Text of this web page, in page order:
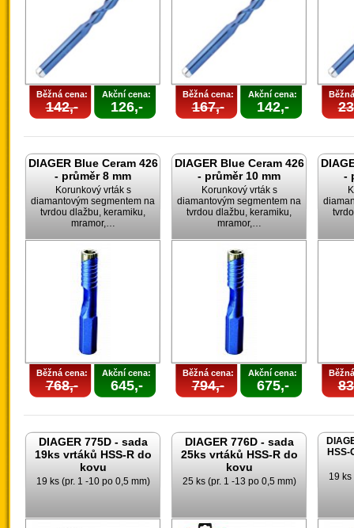
Běžná cena:
142,-
Akční cena:
126,-
Běžná cena:
167,-
Akční cena:
142,-
DIAGER Blue Ceram 426
- průměr 8 mm
Korunkový vrták s
diamantovým segmentem na
tvrdou dlažbu, keramiku,
mramor,…
Běžná cena:
768,-
Akční cena:
645,-
DIAGER Blue Ceram 426
- průměr 10 mm
Korunkový vrták s
diamantovým segmentem na
tvrdou dlažbu, keramiku,
mramor,…
Běžná cena:
794,-
Akční cena:
675,-
-
DIAGER 775D - sada
19ks vrtáků HSS-R do
kovu
19 ks (pr. 1 -10 po 0,5 mm)
DIAGER 776D - sada
25ks vrtáků HSS-R do
kovu
25 ks (pr. 1 -13 po 0,5 mm) 19 ks